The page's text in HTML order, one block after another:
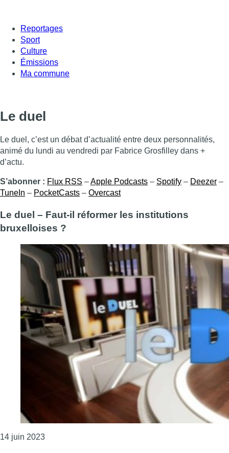
Reportages
Sport
Culture
Émissions
Ma commune
Le duel
Le duel, c’est un débat d’actualité entre deux personnalités,
animé du lundi au vendredi par Fabrice Grosfilley dans +
d’actu.
S’abonner : Flux RSS –Apple Podcasts – Spotify – Deezer –
TuneIn – PocketCasts – Overcast
Le duel – Faut-il réformer les institutions
bruxelloises ?
14 juin 2023Consulter l'article "Le duel – Faut-il réformer les